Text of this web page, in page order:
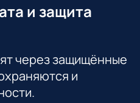
и защита
через защищённые
и